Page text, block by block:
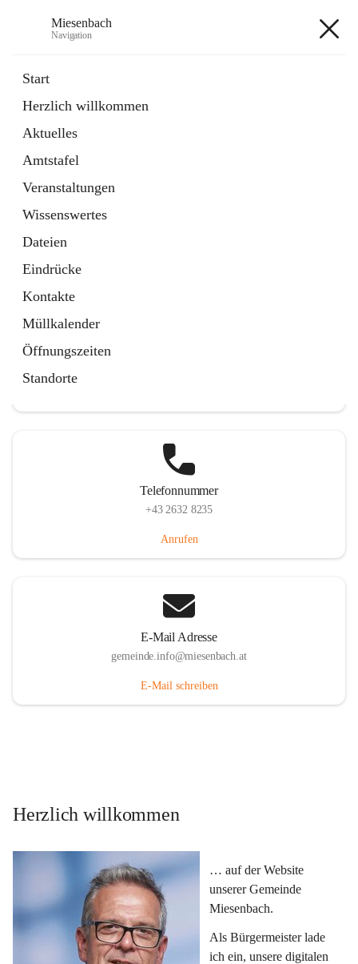
Miesenbach
Navigation
Start
Herzlich willkommen
Aktuelles
Amtstafel
Veranstaltungen
Wissenswertes
Dateien
Eindrücke
Kontakte
Müllkalender
Öffnungszeiten
Standorte
Externe Webseite
in
Tab
Region Schneebergland
Externe Webseite
öffnet
in
neuem
Tab
Telefonnummer
+43 2632 8235
Anrufen
E-Mail Adresse
gemeinde.info@miesenbach.at
E-Mail schreiben
Herzlich willkommen
… auf der Website
unserer Gemeinde
Miesenbach.
Als Bürgermeister lade
ich ein, unsere digitalen